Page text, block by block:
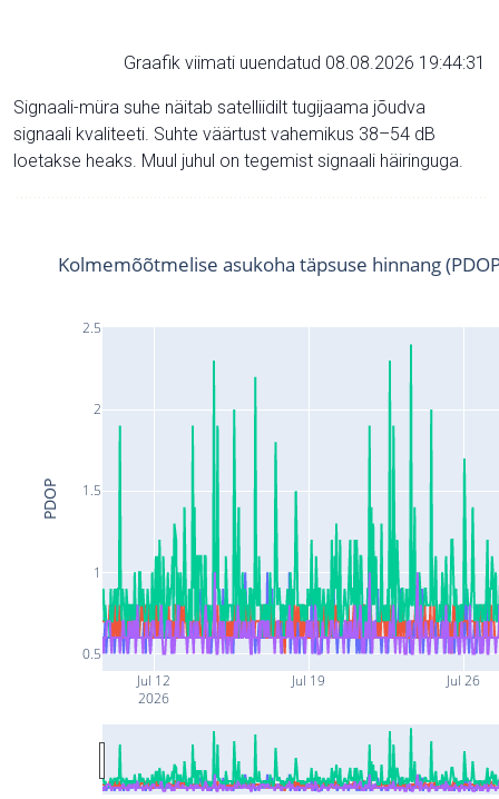
Graafik viimati uuendatud 08.08.2026 19:44:31
Signaali-müra suhe näitab satelliidilt tugijaama jõudva
signaali kvaliteeti. Suhte väärtust vahemikus 38–54 dB
loetakse heaks. Muul juhul on tegemist signaali häiringuga.
Jul 12
2026
Jul 19 Jul 26
0.5
1
1.5
2
2.5
Kolmemõõtmelise asukoha täpsuse hinnang
PDOP